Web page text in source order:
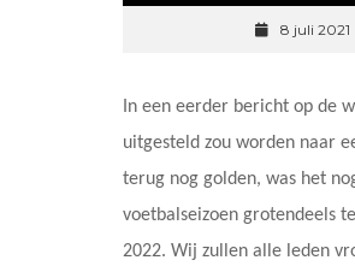
8 juli 2021
In een eerder bericht op de
uitgesteld zou worden naar
terug nog golden, was het
voetbalseizoen grotendeels
2022. Wij zullen alle leden